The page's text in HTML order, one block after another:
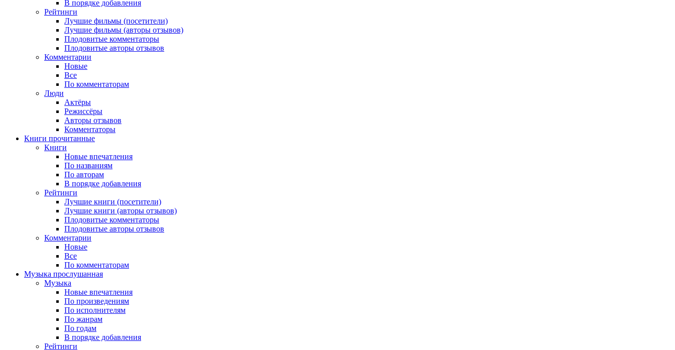
В порядке добавления
Рейтинги
Лучшие фильмы (посетители)
Лучшие фильмы (авторы отзывов)
Плодовитые комментаторы
Плодовитые авторы отзывов
Комментарии
Новые
Все
По комментаторам
Люди
Актёры
Режиссёры
Авторы отзывов
Комментаторы
Книги прочитанные
Книги
Новые впечатления
По названиям
По авторам
В порядке добавления
Рейтинги
Лучшие книги (посетители)
Лучшие книги (авторы отзывов)
Плодовитые комментаторы
Плодовитые авторы отзывов
Комментарии
Новые
Все
По комментаторам
Музыка прослушанная
Музыка
Новые впечатления
По произведениям
По исполнителям
По жанрам
По годам
В порядке добавления
Рейтинги